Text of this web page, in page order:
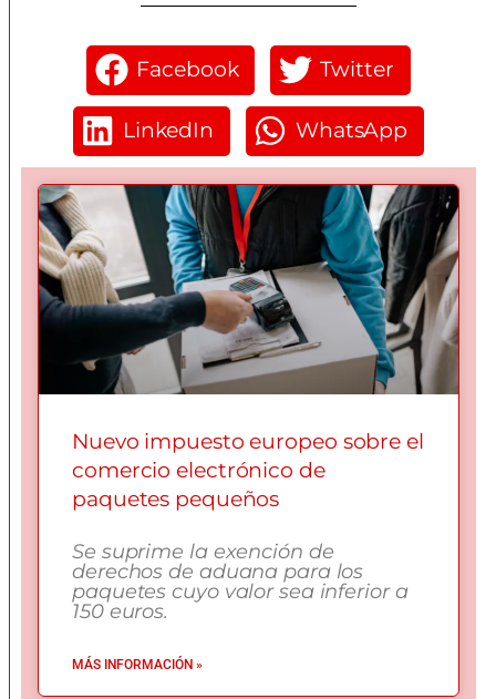
Facebook Twitter
LinkedIn WhatsApp
Nuevo impuesto europeo sobre el
comercio electrónico de
paquetes pequeños
Se suprime la exención de
derechos de aduana para los
paquetes cuyo valor sea inferior a
150 euros.
MÁS INFORMACIÓN »